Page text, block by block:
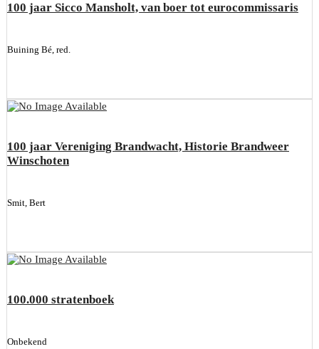
100 jaar Sicco Mansholt, van boer tot eurocommissaris
Buining Bé, red.
100 jaar Vereniging Brandwacht, Historie Brandweer
Winschoten
Smit, Bert
100.000 stratenboek
Onbekend